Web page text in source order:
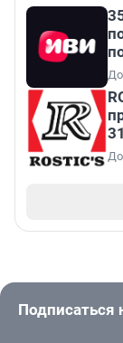
До
До
Подписаться